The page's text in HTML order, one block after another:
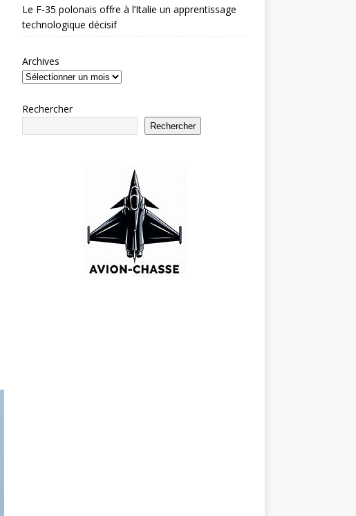
Le F-35 polonais offre à l’Italie un apprentissage
technologique décisif
Archives
Rechercher
Rechercher